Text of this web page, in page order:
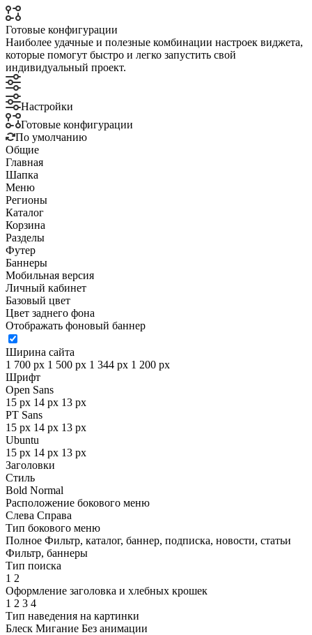
Готовые конфигурации
Наиболее удачные и полезные комбинации настроек виджета,
которые помогут быстро и легко запустить свой
индивидуальный проект.
Настройки
Готовые конфигурации
По умолчанию
Общие
Главная
Шапка
Меню
Регионы
Каталог
Корзина
Разделы
Футер
Баннеры
Мобильная версия
Личный кабинет
Базовый цвет
Цвет заднего фона
Отображать фоновый баннер
Ширина сайта
1 700 px 1 500 px 1 344 px 1 200 px
Шрифт
Open Sans
15 px 14 px 13 px
PT Sans
15 px 14 px 13 px
Ubuntu
15 px 14 px 13 px
Заголовки
Стиль
Bold Normal
Расположение бокового меню
Слева Справа
Тип бокового меню
Полное Фильтр, каталог, баннер, подписка, новости, статьи
Фильтр, баннеры
Тип поиска
1 2
Оформление заголовка и хлебных крошек
1 2 3 4
Тип наведения на картинки
Блеск Мигание Без анимации